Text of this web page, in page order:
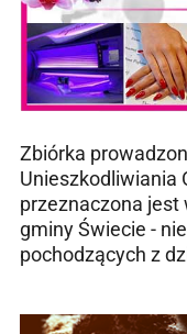
Zbiórka
Unieszkodliwiania
przeznaczona jest
gminy Świecie -
pochodzących z